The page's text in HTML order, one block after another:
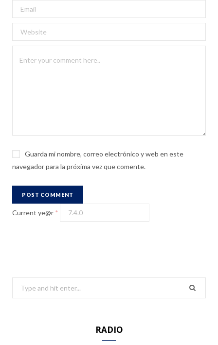
Guarda mi nombre, correo electrónico y web en este
navegador para la próxima vez que comente.
Current ye@r *
RADIO